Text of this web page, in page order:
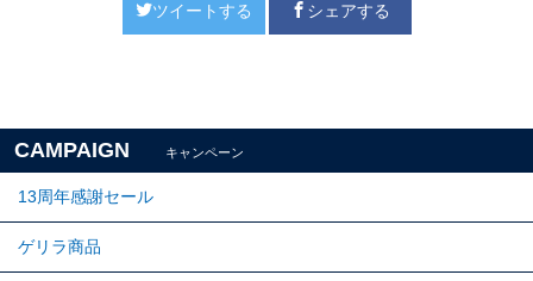
ツイートする シェアする
CAMPAIGN キャンペーン
13周年感謝セール
ゲリラ商品